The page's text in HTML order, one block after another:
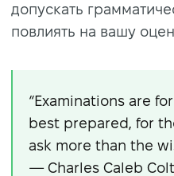
допускать
повлиять на вашу
“Examinations are
best prepared, for
ask more than the
— Charles Caleb